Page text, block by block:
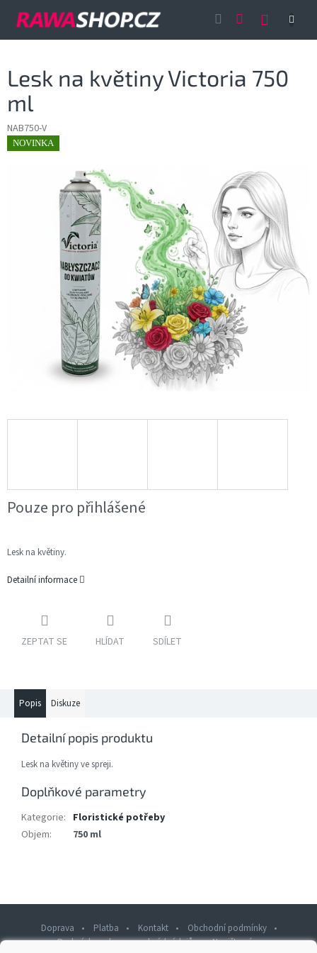
Lesk na květiny Victoria 750
ml
NAB750-V
NOVINKA
Pouze pro přihlášené
Lesk na květiny.
Detailní informace
ZEPTAT SE HLÍDAT SDÍLET
Popis Diskuze
Detailní popis produktu
Lesk na květiny ve spreji.
Doplňkové parametry
Kategorie: Floristické potřeby
Objem: 750 ml
Doprava Platba Kontakt
Obchodní podmínky
Podmínky ochrany osobních údajů
Napište nám